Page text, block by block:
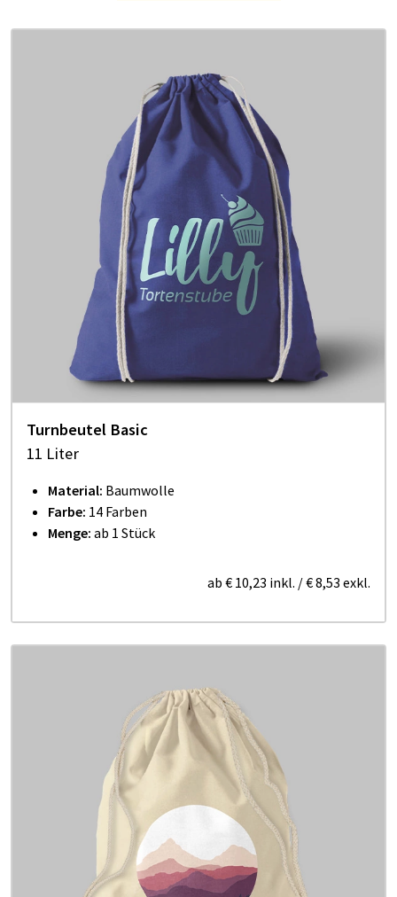
Turnbeutel Basic
11 Liter
Material: Baumwolle
Farbe: 14 Farben
Menge: ab 1 Stück
ab € 10,23 inkl. /€ 8,53 exkl.